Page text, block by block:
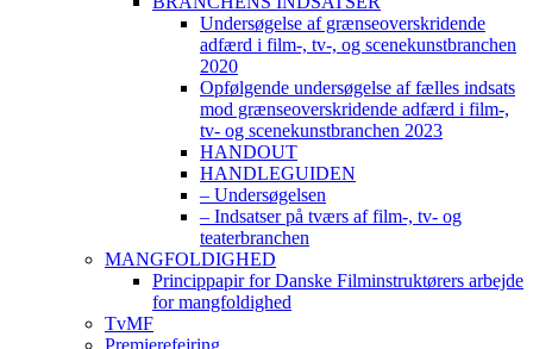
Undersøgelse af grænseoverskridende
adfærd i film-, tv-, og scenekunstbranchen
2020
Opfølgende undersøgelse af fælles indsats
mod grænseoverskridende adfærd i film-,
tv- og scenekunstbranchen 2023
HANDOUT
HANDLEGUIDEN
– Undersøgelsen
– Indsatser på tværs af film-, tv- og
teaterbranchen
MANGFOLDIGHED
Princippapir for Danske Filminstruktørers arbejde
for mangfoldighed
TvMF
Premierefejring